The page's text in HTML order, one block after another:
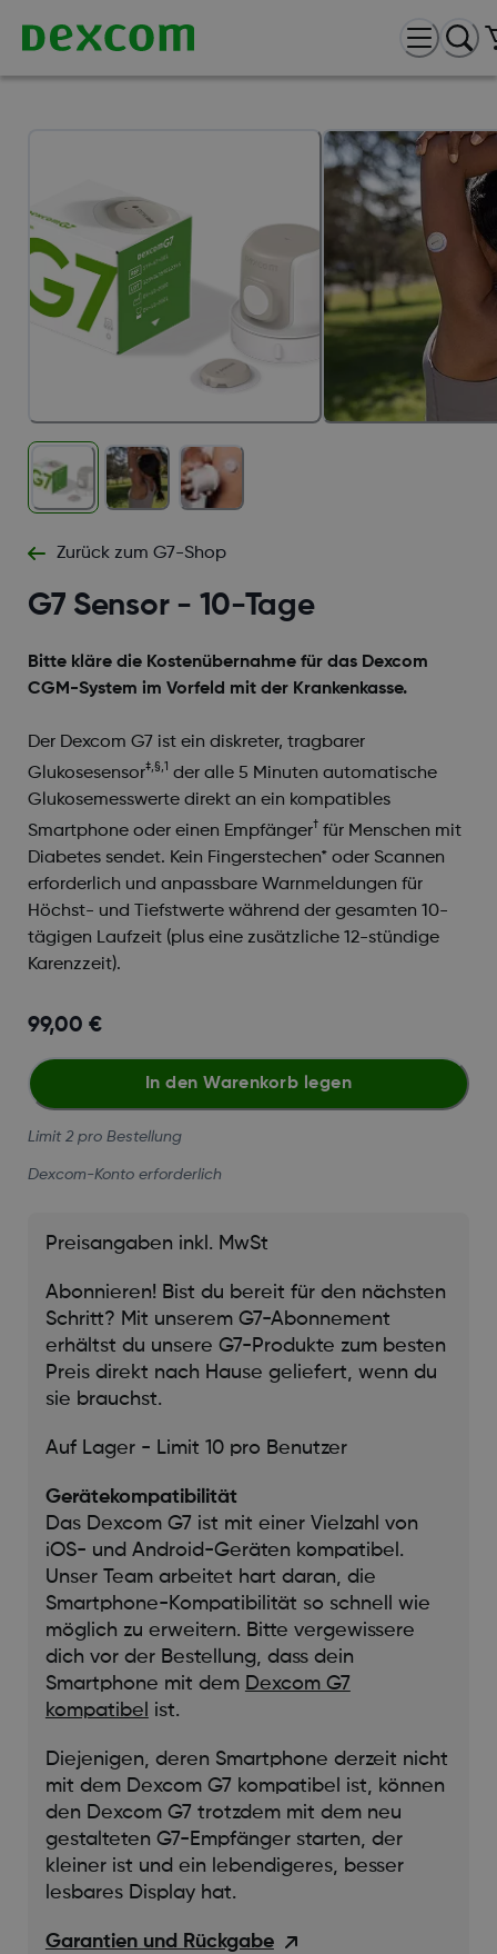
Zurück zum G7-Shop
G7 Sensor - 10-Tage
Bitte kläre die Kostenübernahme für das Dexcom
CGM-System im Vorfeld mit der Krankenkasse.
Der Dexcom G7 ist ein diskreter, tragbarer
Glukosesensor‡,§,1 der alle 5 Minuten automatische
Glukosemesswerte direkt an ein kompatibles
Smartphone oder einen Empfänger† für Menschen mit
Diabetes sendet. Kein Fingerstechen* oder Scannen
erforderlich und anpassbare Warnmeldungen für
Höchst- und Tiefstwerte während der gesamten 10-
tägigen Laufzeit (plus eine zusätzliche 12-stündige
Karenzzeit).
99,00 €
In den Warenkorb legen
Limit 2 pro Bestellung
Dexcom-Konto erforderlich
Preisangaben inkl. MwSt
Abonnieren! Bist du bereit für den nächsten
Schritt? Mit unserem G7-Abonnement
erhältst du unsere G7-Produkte zum besten
Preis direkt nach Hause geliefert, wenn du
sie brauchst.
Auf Lager - Limit 10 pro Benutzer
Gerätekompatibilität
Das Dexcom G7 ist mit einer Vielzahl von
iOS- und Android-Geräten kompatibel.
Unser Team arbeitet hart daran, die
Smartphone-Kompatibilität so schnell wie
möglich zu erweitern. Bitte vergewissere
dich vor der Bestellung, dass dein
Smartphone mit dem Dexcom G7
kompatibel
ist.
Diejenigen, deren Smartphone derzeit nicht
mit dem Dexcom G7 kompatibel ist, können
den Dexcom G7 trotzdem mit dem neu
gestalteten G7-Empfänger starten, der
kleiner ist und ein lebendigeres, besser
lesbares Display hat.
Garantien und Rückgabe